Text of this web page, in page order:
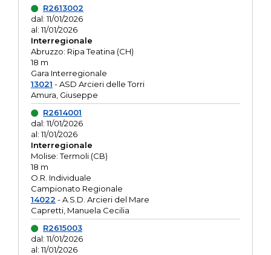
R2613002
dal: 11/01/2026
al: 11/01/2026
Interregionale
Abruzzo: Ripa Teatina (CH)
18 m
Gara Interregionale
13021 - ASD Arcieri delle Torri
Amura, Giuseppe
R2614001
dal: 11/01/2026
al: 11/01/2026
Interregionale
Molise: Termoli (CB)
18 m
O.R. Individuale
Campionato Regionale
14022 - A.S.D. Arcieri del Mare
Capretti, Manuela Cecilia
R2615003
dal: 11/01/2026
al: 11/01/2026